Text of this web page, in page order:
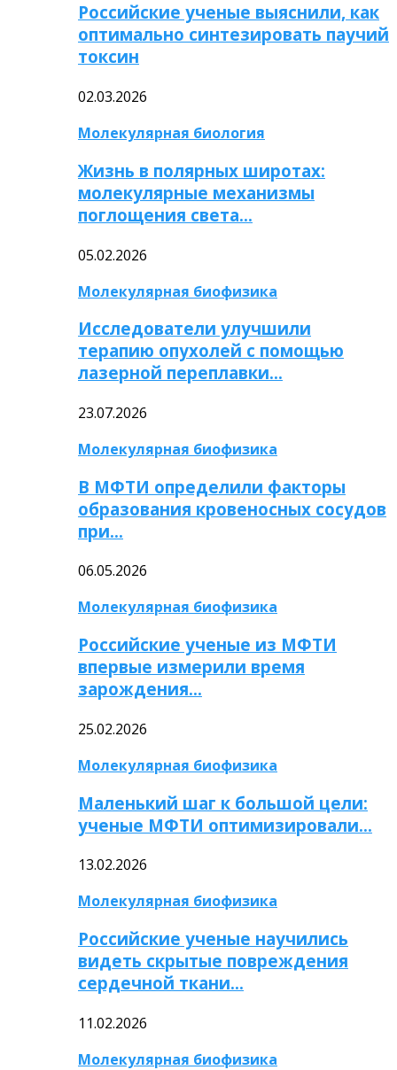
Российские ученые выяснили, как
оптимально синтезировать паучий
токсин
02.03.2026
Молекулярная биология
Жизнь в полярных широтах:
молекулярные механизмы
поглощения света…
05.02.2026
Молекулярная биофизика
Исследователи улучшили
терапию опухолей с помощью
лазерной переплавки…
23.07.2026
Молекулярная биофизика
В МФТИ определили факторы
образования кровеносных сосудов
при…
06.05.2026
Молекулярная биофизика
Российские ученые из МФТИ
впервые измерили время
зарождения…
25.02.2026
Молекулярная биофизика
Маленький шаг к большой цели:
ученые МФТИ оптимизировали…
13.02.2026
Молекулярная биофизика
Российские ученые научились
видеть скрытые повреждения
сердечной ткани…
11.02.2026
Молекулярная биофизика